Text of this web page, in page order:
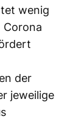
wenig
der
jeweilige